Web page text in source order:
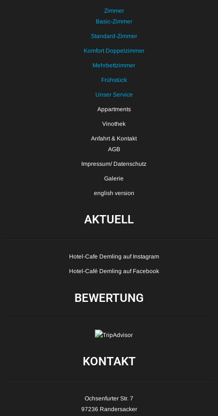
Zimmer
Basic-Zimmer
Standard-Zimmer
Komfort Doppelzimmer
Mehrbettzimmer
Frühstück
Unser Service
Appartments
Vinothek
Anfahrt & Kontakt
AGB
Impressum/ Datenschutz
Galerie
english version
AKTUELL
Hotel-Cafe Demling auf Instagram
Hotel-Café Demling auf Facebook
BEWERTUNG
KONTAKT
Ochsenfurter Str. 7
97236 Randersacker